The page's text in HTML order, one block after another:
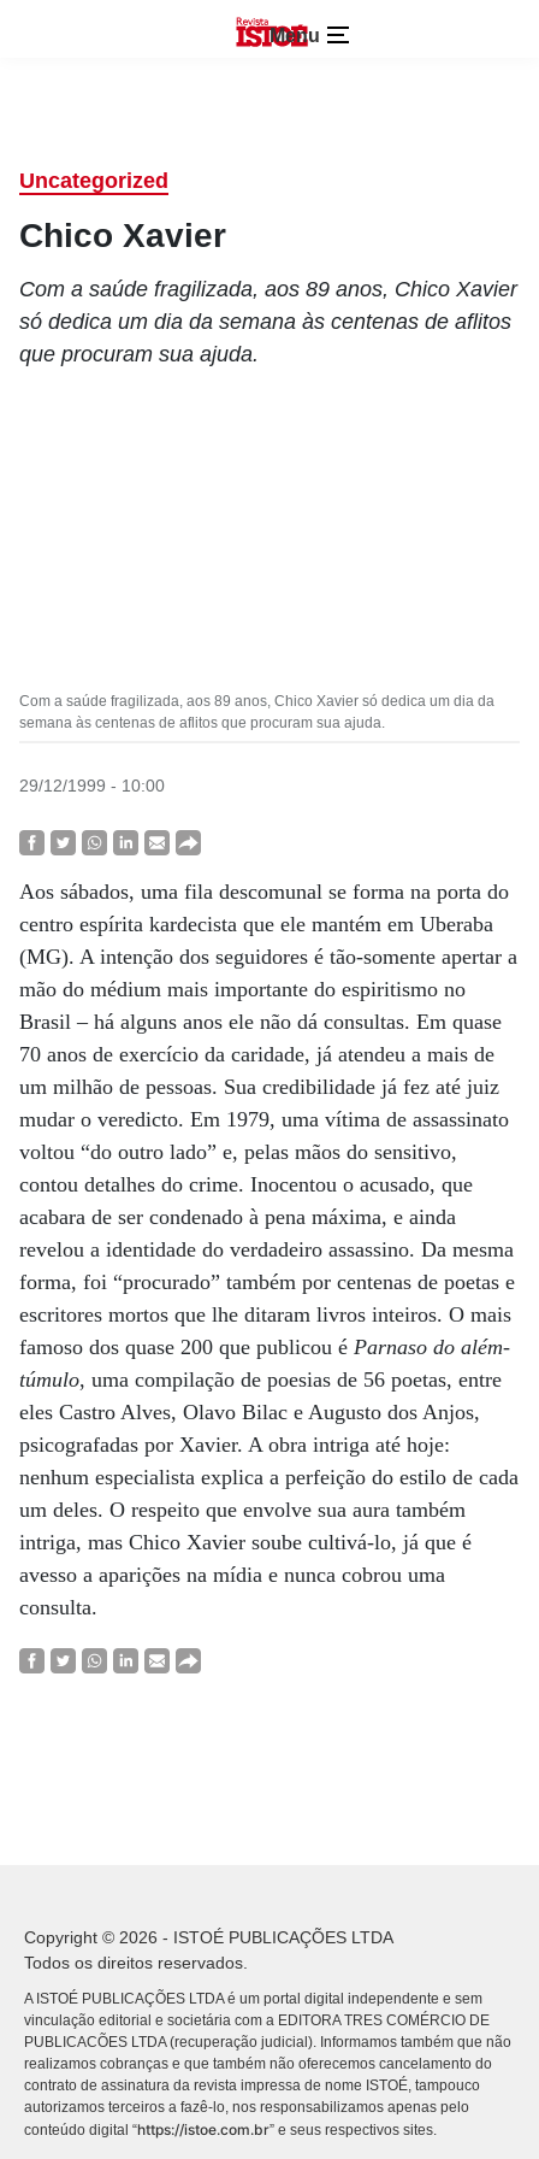
Menu
Uncategorized
Chico Xavier
Com a saúde fragilizada, aos 89 anos, Chico Xavier
só dedica um dia da semana às centenas de aflitos
que procuram sua ajuda.
Com a saúde fragilizada, aos 89 anos, Chico Xavier só dedica um dia da
semana às centenas de aflitos que procuram sua ajuda.
29/12/1999 - 10:00
Aos sábados, uma fila descomunal se forma na porta do
centro espírita kardecista que ele mantém em Uberaba
(MG). A intenção dos seguidores é tão-somente apertar a
mão do médium mais importante do espiritismo no
Brasil – há alguns anos ele não dá consultas. Em quase
70 anos de exercício da caridade, já atendeu a mais de
um milhão de pessoas. Sua credibilidade já fez até juiz
mudar o veredicto. Em 1979, uma vítima de assassinato
voltou “do outro lado” e, pelas mãos do sensitivo,
contou detalhes do crime. Inocentou o acusado, que
acabara de ser condenado à pena máxima, e ainda
revelou a identidade do verdadeiro assassino. Da mesma
forma, foi “procurado” também por centenas de poetas e
escritores mortos que lhe ditaram livros inteiros. O mais
famoso dos quase 200 que publicou é Parnaso do além-
túmulo, uma compilação de poesias de 56 poetas, entre
eles Castro Alves, Olavo Bilac e Augusto dos Anjos,
psicografadas por Xavier. A obra intriga até hoje:
nenhum especialista explica a perfeição do estilo de cada
um deles. O respeito que envolve sua aura também
intriga, mas Chico Xavier soube cultivá-lo, já que é
avesso a aparições na mídia e nunca cobrou uma
consulta.
Copyright © 2026 - ISTOÉ PUBLICAÇÕES LTDA
Todos os direitos reservados.
A ISTOÉ PUBLICAÇÕES LTDA é um portal digital independente e sem
vinculação editorial e societária com a EDITORA TRES COMÉRCIO DE
PUBLICACÕES LTDA (recuperação judicial). Informamos também que não
realizamos cobranças e que também não oferecemos cancelamento do
contrato de assinatura da revista impressa de nome ISTOÉ, tampouco
autorizamos terceiros a fazê-lo, nos responsabilizamos apenas pelo
conteúdo digital “https://istoe.com.br” e seus respectivos sites.